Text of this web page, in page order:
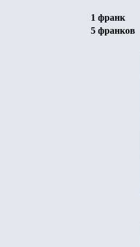
1 франк
5 франков